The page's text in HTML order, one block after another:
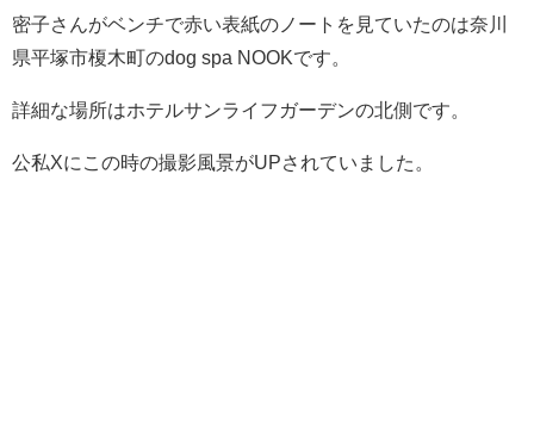
密子さんがベンチで赤い表紙のノートを見ていたのは奈川
県平塚市榎木町のdog spa NOOKです。
詳細な場所はホテルサンライフガーデンの北側です。
公私Xにこの時の撮影風景がUPされていました。